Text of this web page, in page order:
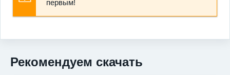
первым!
Рекомендуем скачать